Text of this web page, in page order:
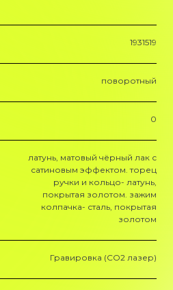
1931519
поворотный
0
латунь, матовый чёрный лак с
сатиновым эффектом. торец
ручки и кольцо- латунь,
покрытая золотом. зажим
колпачка- сталь, покрытая
золотом
Гравировка (CO2 лазер)